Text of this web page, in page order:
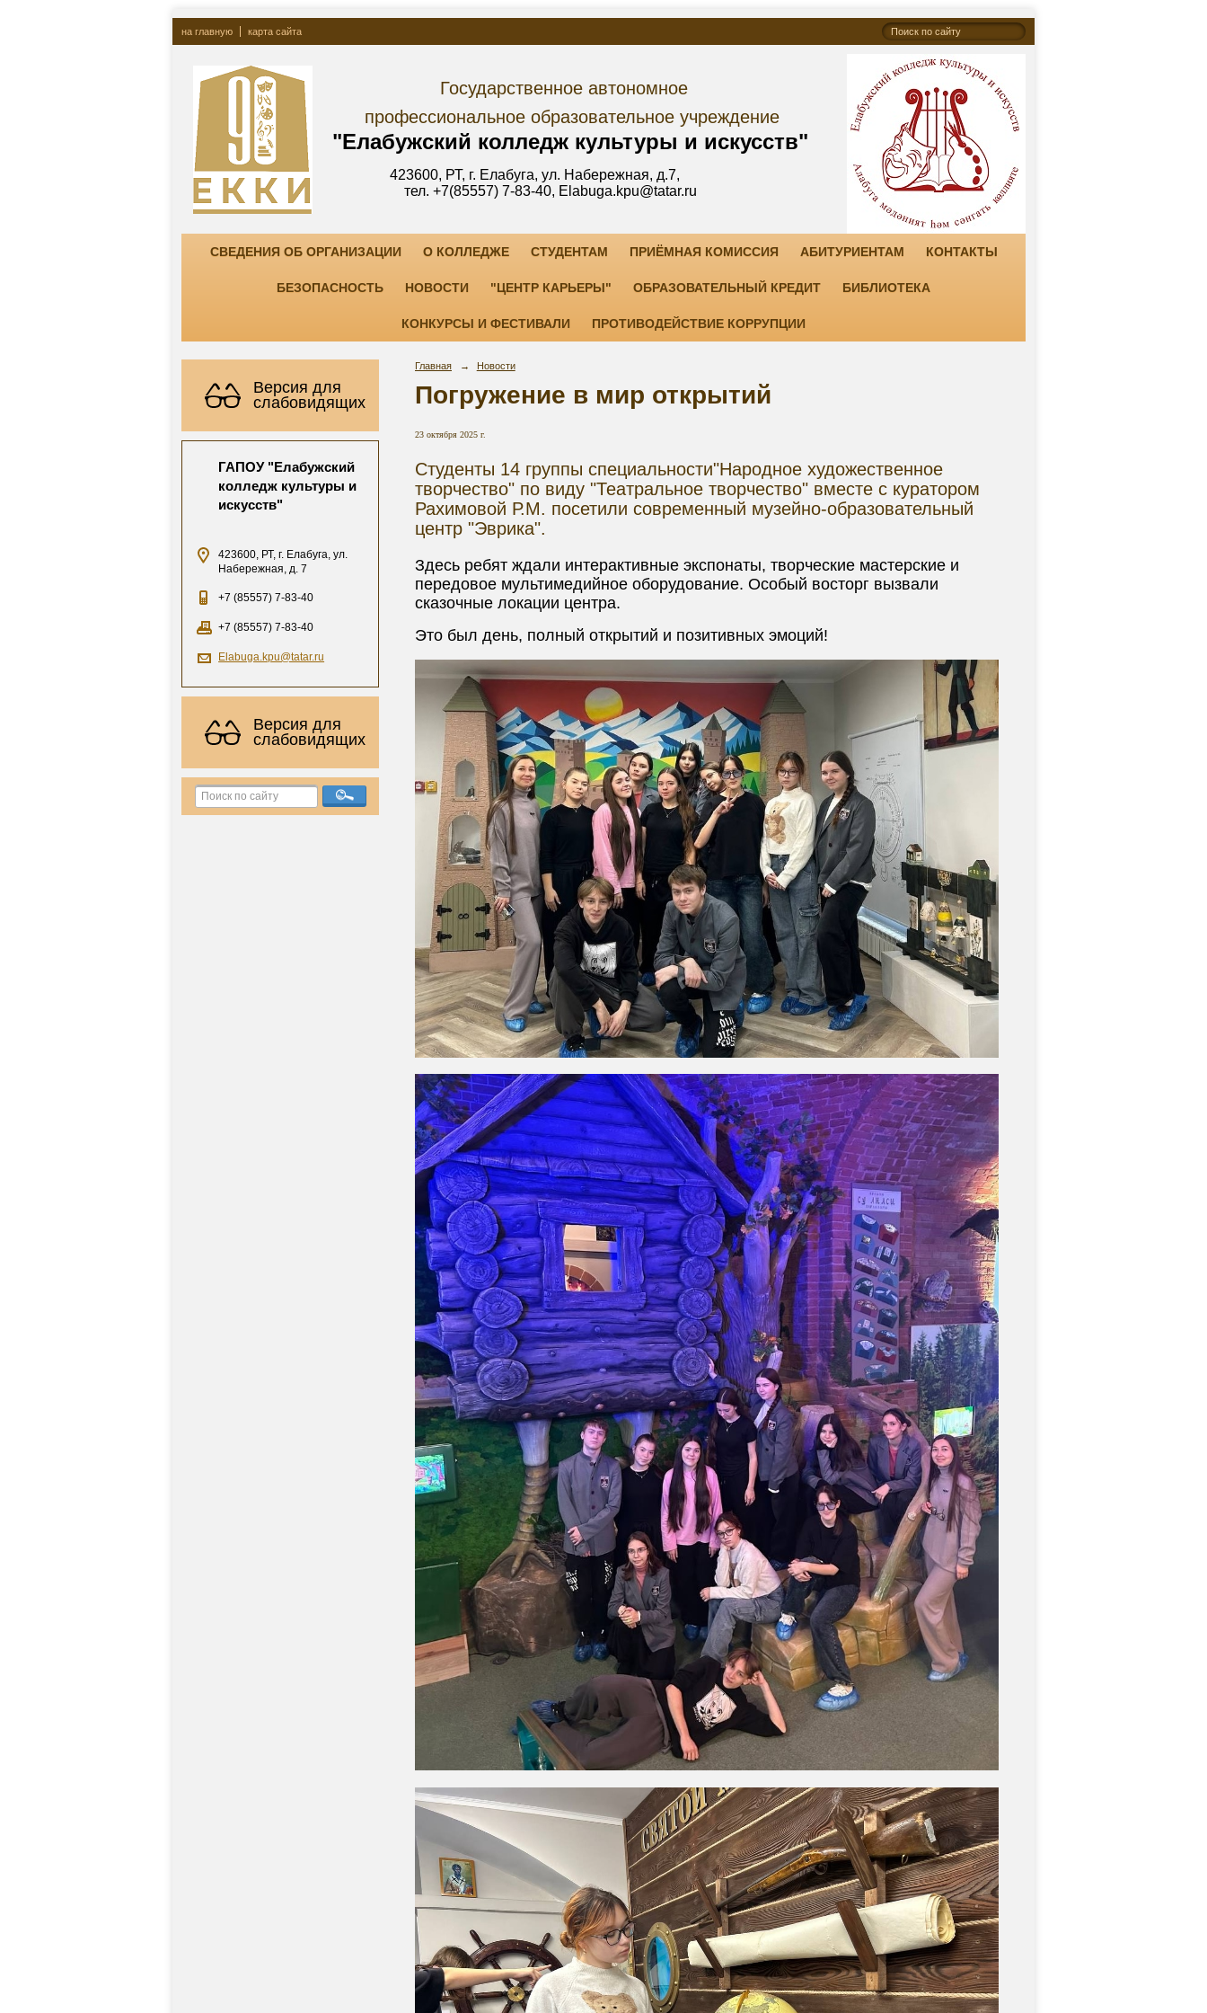
на главную карта сайта
Государственное автономное
профессиональное образовательное учреждение
"Елабужский колледж культуры и искусств"
423600, РТ, г. Елабуга, ул. Набережная, д.7,
тел. +7(85557) 7-83-40, Elabuga.kpu@tatar.ru
СВЕДЕНИЯ ОБ ОРГАНИЗАЦИИ О КОЛЛЕДЖЕ СТУДЕНТАМ ПРИЁМНАЯ КОМИССИЯ АБИТУРИЕНТАМ КОНТАКТЫ
БЕЗОПАСНОСТЬ НОВОСТИ "ЦЕНТР КАРЬЕРЫ" ОБРАЗОВАТЕЛЬНЫЙ КРЕДИТ БИБЛИОТЕКА
КОНКУРСЫ И ФЕСТИВАЛИ ПРОТИВОДЕЙСТВИЕ КОРРУПЦИИ
Версия для
слабовидящих
ГАПОУ "Елабужский
колледж культуры и
искусств"
423600, РТ, г. Елабуга, ул.
Набережная, д. 7
+7 (85557) 7-83-40
+7 (85557) 7-83-40
Elabuga.kpu@tatar.ru
Версия для
слабовидящих
Главная → Новости
Погружение в мир открытий
23 октября 2025 г.
Студенты 14 группы специальности"Народное художественное
творчество" по виду "Театральное творчество" вместе с куратором
Рахимовой Р.М. посетили современный музейно-образовательный
центр "Эврика".
Здесь ребят ждали интерактивные экспонаты, творческие мастерские и
передовое мультимедийное оборудование. Особый восторг вызвали
сказочные локации центра.
Это был день, полный открытий и позитивных эмоций!